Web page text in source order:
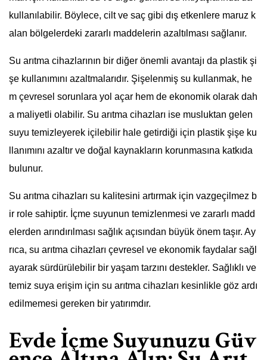
kullanılabilir. Böylece, cilt ve saç gibi dış etkenlere maruz k
alan bölgelerdeki zararlı maddelerin azaltılması sağlanır.
Su arıtma cihazlarının bir diğer önemli avantajı da plastik şi
şe kullanımını azaltmalarıdır. Şişelenmiş su kullanmak, he
m çevresel sorunlara yol açar hem de ekonomik olarak dah
a maliyetli olabilir. Su arıtma cihazları ise musluktan gelen
suyu temizleyerek içilebilir hale getirdiği için plastik şişe ku
llanımını azaltır ve doğal kaynakların korunmasına katkıda
bulunur.
Su arıtma cihazları su kalitesini artırmak için vazgeçilmez b
ir role sahiptir. İçme suyunun temizlenmesi ve zararlı madd
elerden arındırılması sağlık açısından büyük önem taşır. Ay
rıca, su arıtma cihazları çevresel ve ekonomik faydalar sağl
ayarak sürdürülebilir bir yaşam tarzını destekler. Sağlıklı ve
temiz suya erişim için su arıtma cihazları kesinlikle göz ardı
edilmemesi gereken bir yatırımdır.
Evde İçme Suyunuzu Güv